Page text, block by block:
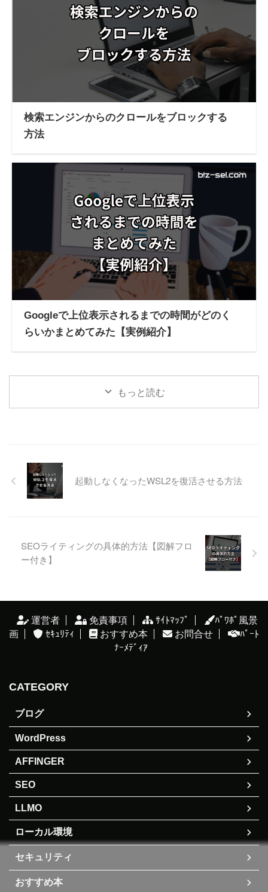
検索エンジンからのクロールをブロックする
方法
Googleで上位表示されるまでの時間がどのく
らいかまとめてみた【実例紹介】
もっと読む
起動しなくなったWSL2を復活させる方法
SEOライティングの具体的方法【図解フロ
ー付き】
運営者 免責事項 ｻｲﾄﾏｯﾌﾟ
ﾊﾟﾜﾎﾟ風景
画
ｾｷｭﾘﾃｨ おすすめ本 お問合せ
ﾊﾟｰﾄ
ﾅｰﾒﾃﾞｨｱ
CATEGORY
ブログ
WordPress
AFFINGER
SEO
LLMO
ローカル環境
セキュリティ
おすすめ本